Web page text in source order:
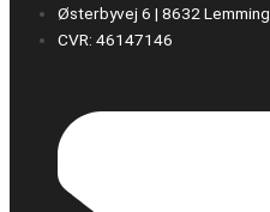
Østerbyvej 6 | 8632 Lemming
CVR: 46147146